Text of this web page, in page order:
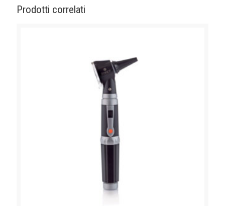
Prodotti correlati